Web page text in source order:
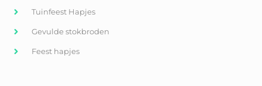
Tuinfeest Hapjes
Gevulde stokbroden
Feest hapjes